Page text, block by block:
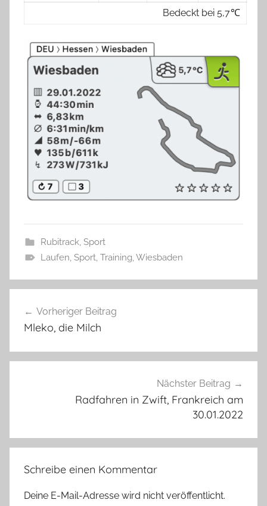
Bedeckt bei 5,7 ℃
Rubitrack, Sport
Laufen, Sport, Training,Wiesbaden
Vorheriger Beitrag
Mleko, die Milch
Nächster Beitrag
Radfahren in Zwift, Frankreich am
30.01.2022
Schreibe einen Kommentar
Deine E-Mail-Adresse wird nicht veröffentlicht.